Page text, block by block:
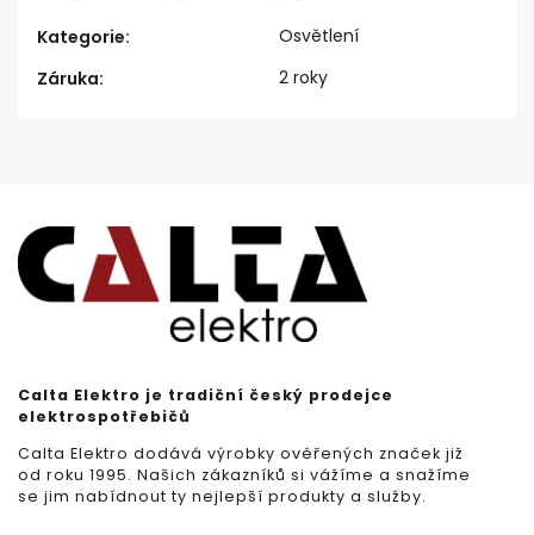
Kategorie:
Osvětlení
Záruka: 2 roky
Calta Elektro je tradiční český prodejce
elektrospotřebičů
Calta Elektro dodává výrobky ověřených značek již
od roku 1995. Našich zákazníků si vážíme a snažíme
se jim nabídnout ty nejlepší produkty a služby.